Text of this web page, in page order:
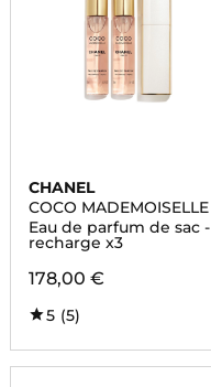
CHANEL
COCO MADEMOISELLE
Eau de parfum de sac -
recharge x3
178,00 €
5 (5)